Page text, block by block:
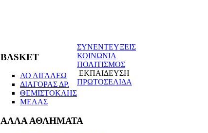
BASKET
ΑΟ ΑΙΓΑΛΕΩ
ΔΙΑΓΟΡΑΣ ΔΡ.
ΘΕΜΙΣΤΟΚΛΗΣ
ΜΕΛΑΣ
ΑΛΛΑ ΑΘΛΗΜΑΤΑ
ΣΥΝΕΝΤΕΥΞΕΙΣ
ΚΟΙΝΩΝΙΑ
ΠΟΛΙΤΙΣΜΟΣ
ΕΚΠΑΙΔΕΥΣΗ
ΠΡΩΤΟΣΕΛΙΔΑ